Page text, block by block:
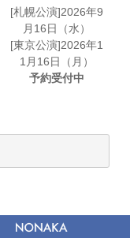
[札幌公演]2026年9
月16日（水）
[東京公演]2026年1
1月16日（月）
予約受付中